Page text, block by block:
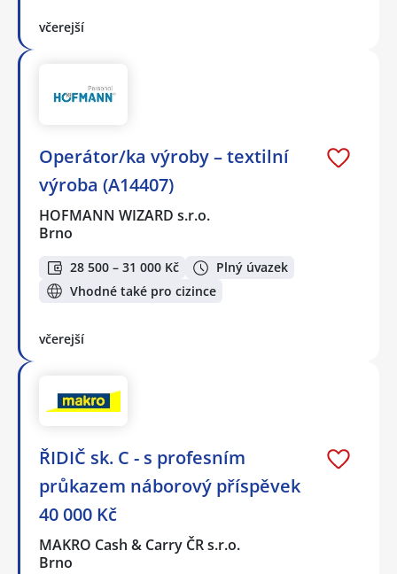
včerejší
Operátor/ka výroby – textilní
výroba (A14407)
HOFMANN WIZARD s.r.o.
Brno
28 500 – 31 000 Kč
Plný úvazek
Vhodné také pro cizince
včerejší
ŘIDIČ sk. C - s profesním
průkazem náborový příspěvek
40 000 Kč
MAKRO Cash & Carry ČR s.r.o.
Brno